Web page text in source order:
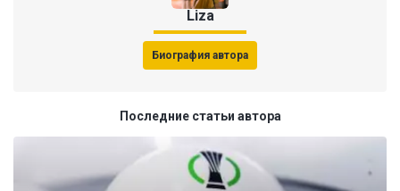
Liza
Биография автора
Последние статьи автора